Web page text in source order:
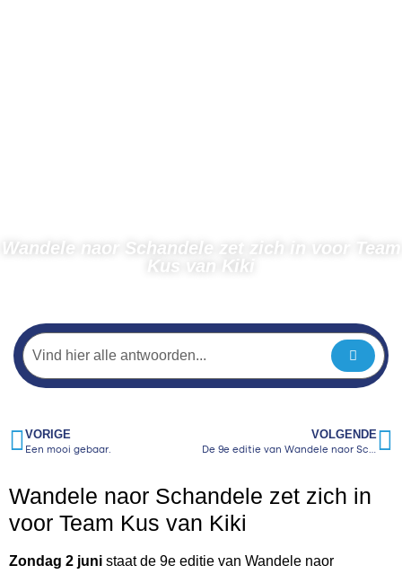
Wandele naor Schandele zet zich in voor Team
Kus van Kiki
VORIGE
Een mooi gebaar.
VOLGENDE
De 9e editie van Wandele naor Schandele
Wandele naor Schandele zet zich in
voor Team Kus van Kiki
Zondag 2 juni staat de 9e editie van Wandele naor